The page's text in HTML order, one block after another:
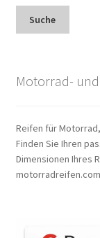
Suche
Motorrad-
Reifen für
Finden Sie Ihren
Dimensionen Ihres